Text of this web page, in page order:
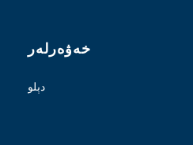
خەۋەرلەر
دېلو